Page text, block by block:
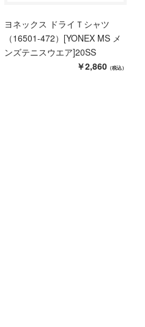
ヨネックス ドライＴシャツ
（16501-472）[YONEX MS メ
ンズテニスウエア]20SS
￥2,860 （税込）